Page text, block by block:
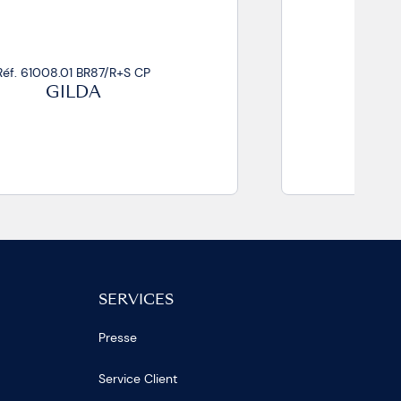
Réf. 61008.02 CP
SERVICES
Presse
Service Client